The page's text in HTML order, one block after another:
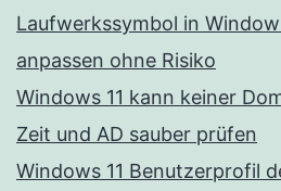
Laufwerkssymbol in
anpassen ohne Risiko
Windows 11 kann keiner
Zeit und AD sauber prüfen
Windows 11 Benutzerprofil